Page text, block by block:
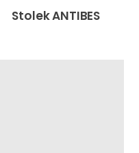
Stolek ANTIBES